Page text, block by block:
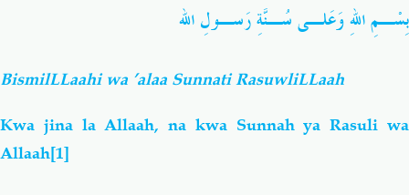
Raqaaiq
Chemsha Bongo Vitabu
بِسْـمِ اللهِ وَعَلـى سُـنَّةِ رَسـولِ الله
BismilLLaahi wa ’alaa Sunnati RasuwliLLaah
Kwa jina la Allaah, na kwa Sunnah ya Rasuli wa
Allaah[1]